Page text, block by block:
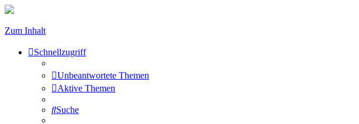
Zum Inhalt
Schnellzugriff
Unbeantwortete Themen
Aktive Themen
Suche